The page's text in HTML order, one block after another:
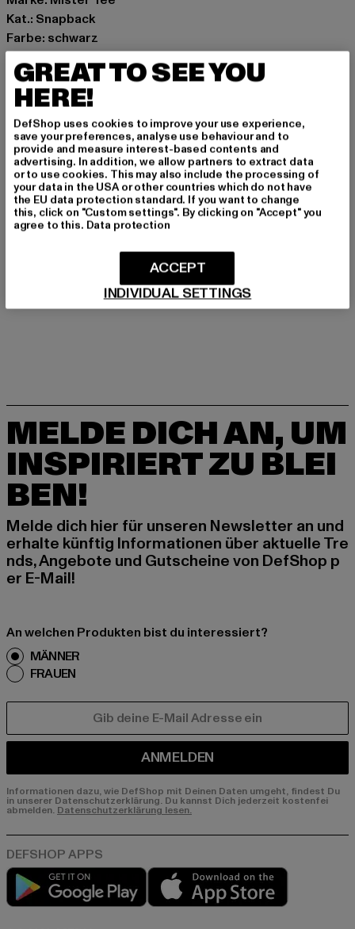
Kat.: Snapback
Farbe: schwarz
Hersteller Farbe: black
Materialzusammensetzung: 100% Baumwolle
Art.Nr: MT3547-00007
Hersteller: TB International GmbH |info@tbint.de
Dr.-Robert-Murjahn-Straße 7 | 64372 Ober-Ramstadt |
DE
GRÖSSE & PASSFORM
LIEFERUNG & RÜCKGABE
MELDE DICH AN, UM
INSPIRIERT ZU BLEI
BEN!
Melde dich hier für unseren Newsletter an und
erhalte künftig Informationen über aktuelle Tre
nds, Angebote und Gutscheine von DefShop p
er E-Mail!
An welchen Produkten bist du interessiert?
MÄNNER
FRAUEN
ANMELDEN
Informationen dazu, wie DefShop mit Deinen Daten umgeht, findest Du
in unserer Datenschutzerklärung. Du kannst Dich jederzeit kostenfei
abmelden. Datenschutzerklärung lesen.
Play market
GREAT TO SEE YOU
HERE!
DefShop uses cookies to improve your use experience,
save your preferences, analyse use behaviour and to
provide and measure interest-based contents and
advertising. In addition, we allow partners to extract data
or to use cookies. This may also include the processing of
your data in the USA or other countries which do not have
the EU data protection standard. If you want to change
this, click on "Custom settings". By clicking on "Accept" you
agree to this. Data protection
INDIVIDUAL SETTINGS
ACCEPT